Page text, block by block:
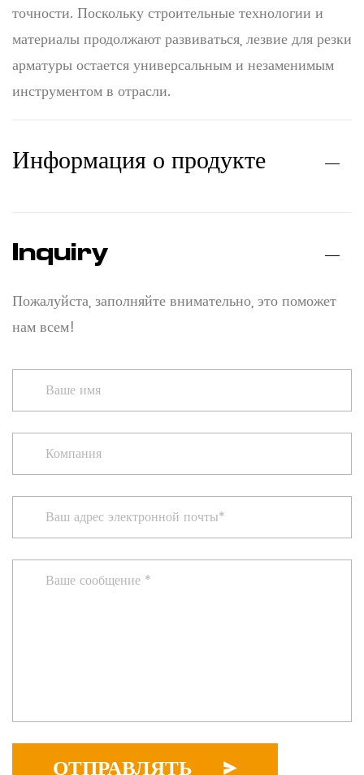
точности. Поскольку строительные технологии и
материалы продолжают развиваться, лезвие для резки
арматуры остается универсальным и незаменимым
инструментом в отрасли.
Информация о продукте
Inquiry
Пожалуйста, заполняйте внимательно, это поможет
нам всем!